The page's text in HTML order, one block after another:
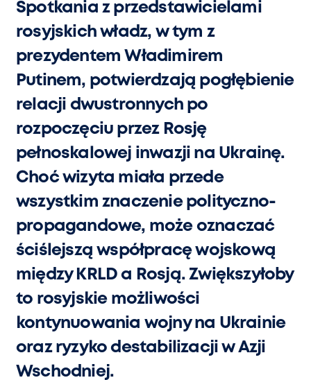
Spotkania z przedstawicielami
rosyjskich władz, w tym z
prezydentem Władimirem
Putinem, potwierdzają pogłębienie
relacji dwustronnych po
rozpoczęciu przez Rosję
pełnoskalowej inwazji na Ukrainę.
Choć wizyta miała przede
wszystkim znaczenie polityczno-
propagandowe, może oznaczać
ściślejszą współpracę wojskową
między KRLD a Rosją. Zwiększyłoby
to rosyjskie możliwości
kontynuowania wojny na Ukrainie
oraz ryzyko destabilizacji w Azji
Wschodniej.